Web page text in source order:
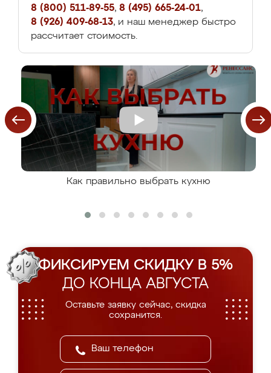
8 (800) 511-89-55, 8 (495) 665-24-01,
8 (926) 409-68-13, и наш менеджер быстро
рассчитает стоимость.
Как правильно выбрать кухню
ФИКСИРУЕМ СКИДКУ В 5%
ДО КОНЦА АВГУСТА
Оставьте заявку сейчас, скидка
сохранится.